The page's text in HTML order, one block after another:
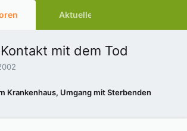
Aktuelles
mit dem Tod
Krankenhaus, Umgang mit Sterbenden